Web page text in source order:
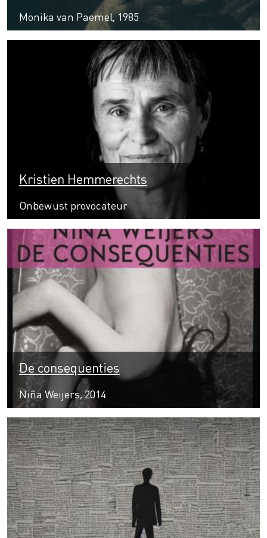
Monika van Paemel, 1985
Kristien Hemmerechts
Onbewust provocateur
De consequenties
Niña Weijers, 2014